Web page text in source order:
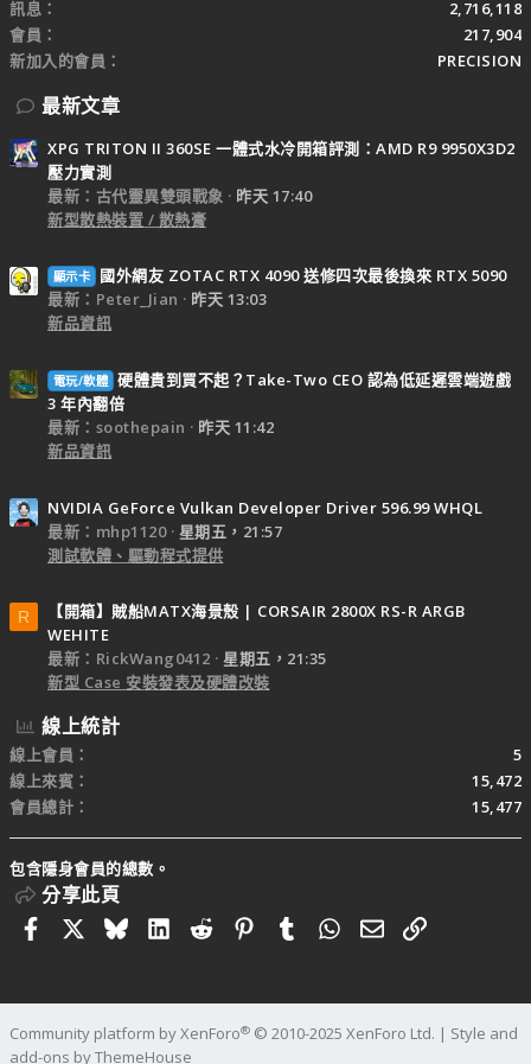
訊息
2,716,118
會員
217,904
新加入的會員
PRECISION
最新文章
XPG TRITON II 360SE 一體式水冷開箱評測：AMD R9 9950X3D2
壓力實測
最新：古代靈異雙頭戰象
昨天 17:40
新型散熱裝置 / 散熱膏
顯示卡
國外網友 ZOTAC RTX 4090 送修四次最後換來 RTX 5090
最新：Peter_Jian
昨天 13:03
新品資訊
電玩/軟體 硬體貴到買不起？Take-Two CEO 認為低延遲雲端遊戲
3 年內翻倍
最新：soothepain
昨天 11:42
新品資訊
NVIDIA GeForce Vulkan Developer Driver 596.99 WHQL
最新：mhp1120
星期五，21:57
測試軟體、驅動程式提供
R
【開箱】賊船MATX海景殼 | CORSAIR 2800X RS-R ARGB
WEHITE
最新：RickWang0412
星期五，21:35
新型 Case 安裝發表及硬體改裝
線上統計
線上會員
5
線上來賓
15,472
會員總計
15,477
包含隱身會員的總數。
分享此頁
FacebookBlueskyLinkedIn
RedditPinterestTumblrWhatsApp
電子郵件
連結
Community platform by XenForo® © 2010-2025 XenForo Ltd. | Style and
add-ons by ThemeHouse